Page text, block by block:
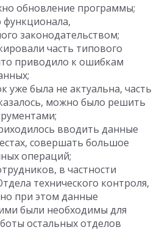
обновление программы;
функционала,
законодательством;
часть типового
приводило к ошибкам
уже была не актуальна, часть
можно было решить
вводить данные
совершать большое
операций;
в частности
технического контроля,
при этом данные
были необходимы для
остальных отделов